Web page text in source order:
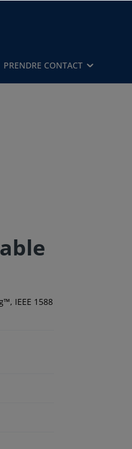
PRENDRE CONTACT
IEEE 1588